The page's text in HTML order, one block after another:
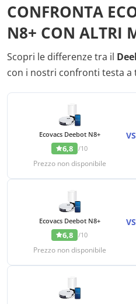
CONFRONTA
N8+ CON ALTRI
Scopri le differenze tra il
con i nostri confronti testa a
Ecovacs Deebot N8+
6,8 /10
Prezzo non disponibile
VS
Ecovacs Deebot N8+
6,8 /10
Prezzo non disponibile
VS